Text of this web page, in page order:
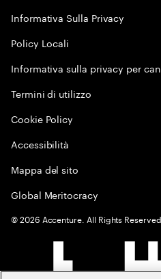
Informativa Sulla Privacy
Policy Locali
Informativa sulla privacy per
Termini di utilizzo
Cookie Policy
Accessibilità
Mappa del sito
Global Meritocracy
©2026 Accenture. All Rights Reserved.